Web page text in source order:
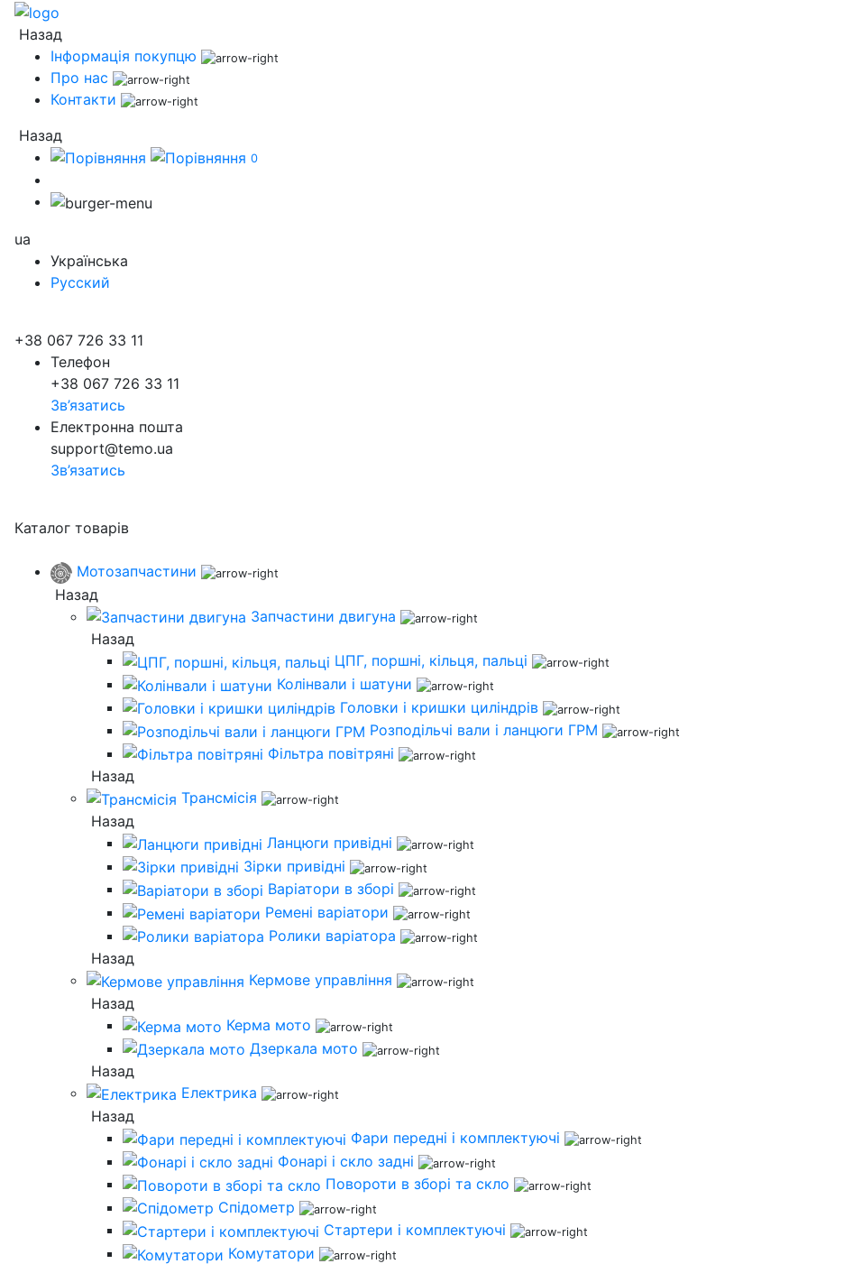
Назад
Інформація покупцю
Про нас
Контакти
Назад
0
ua
Українська
Русский
+38 067 726 33 11
Телефон
+38 067 726 33 11
Зв’язатись
Електронна пошта
support@temo.ua
Зв’язатись
Каталог товарів
Мотозапчастини
Назад
Запчастини двигуна
Назад
ЦПГ, поршні, кільця, пальці
Колінвали і шатуни
Головки і кришки циліндрів
Розподільчі вали і ланцюги ГРМ
Фільтра повітряні
Назад
Трансмісія
Назад
Ланцюги привідні
Зірки привідні
Варіатори в зборі
Ремені варіатори
Ролики варіатора
Назад
Кермове управління
Назад
Керма мото
Дзеркала мото
Назад
Електрика
Назад
Фари передні і комплектуючі
Фонарі і скло задні
Повороти в зборі та скло
Спідометр
Стартери і комплектуючі
Комутатори